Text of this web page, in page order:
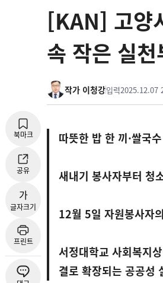
[KAN] 고양
속 작은 실
작가 이청강입력2025.12.07
북마크
공유
가
글자크기
프린트
따뜻한 밥 한 끼·쌀국
새내기 봉사자부터 청
12월 5일 자원봉사자
서정대학교 사회복지
결로 확장되는 공공성